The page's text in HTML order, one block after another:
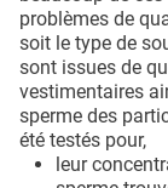
problèmes de
soit le type de
sont issues de
vestimentaires
sperme des
été testés pour,
leur